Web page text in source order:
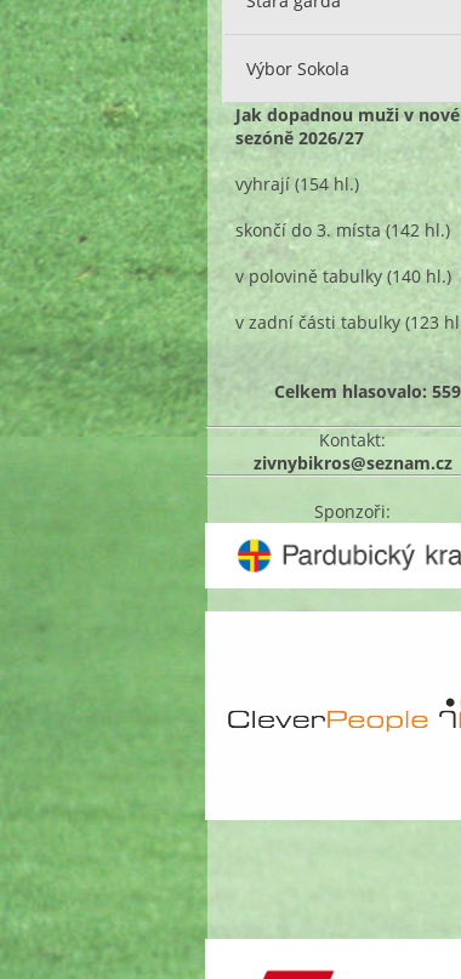
Výbor Sokola
Jak dopadnou muži v nové
sezóně 2026/27
vyhrají (154 hl.)
skončí do 3. místa(142 hl.)
v polovině tabulky (140 hl.)
v zadní části tabulky (123
Celkem hlasovalo: 559
Kontakt:
zivnybikros@seznam.cz
Sponzoři: